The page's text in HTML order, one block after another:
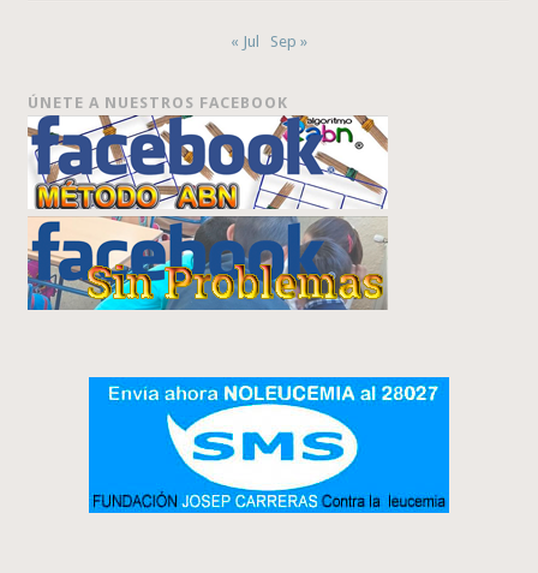
« Jul Sep »
ÚNETE A NUESTROS FACEBOOK